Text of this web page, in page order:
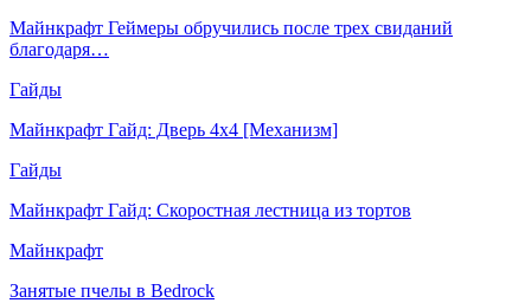
Майнкрафт Геймеры обручились после трех свиданий
благодаря…
Гайды
Майнкрафт Гайд: Дверь 4х4 [Механизм]
Гайды
Майнкрафт Гайд: Скоростная лестница из тортов
Майнкрафт
Занятые пчелы в Bedrock